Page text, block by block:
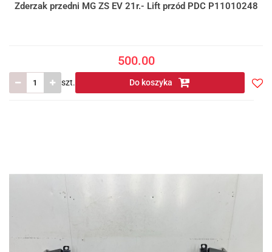
Zderzak przedni MG ZS EV 21r.- Lift przód PDC P11010248
500.00
szt. Do koszyka